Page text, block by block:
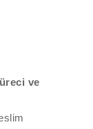
ve